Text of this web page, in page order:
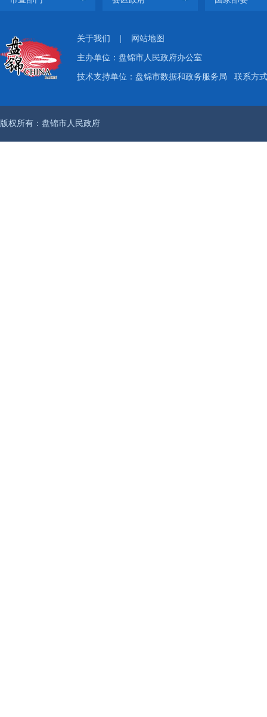
关于我们 网站地图
主办单位：盘锦市人民政府办公室
技术支持单位：盘锦市数据和政务服务局 联系方
版权所有：盘锦市人民政府